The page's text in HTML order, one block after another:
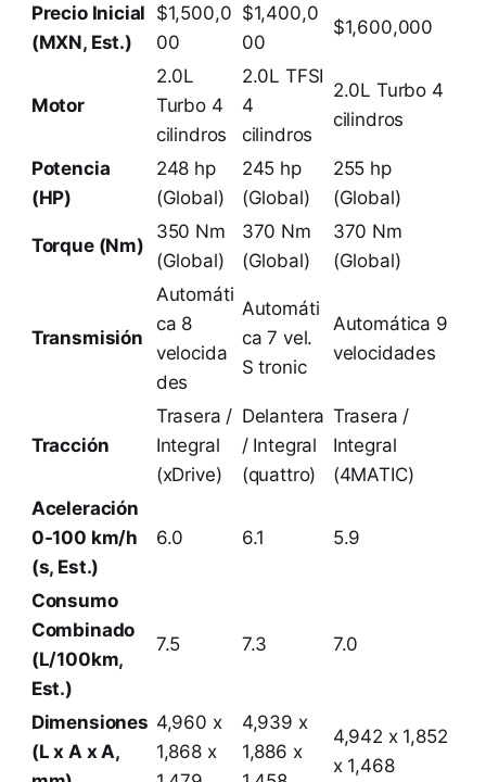
Precio Inicial
(MXN, Est.)
$1,500,0
00
$1,400,0
00
$1,600,000
Motor
2.0L
Turbo 4
cilindros
2.0L TFSI
4
cilindros
2.0L Turbo 4
cilindros
Potencia
(HP)
248 hp
(Global)
245 hp
(Global)
255 hp
(Global)
Torque (Nm)
350 Nm
(Global)
370 Nm
(Global)
370 Nm
(Global)
Transmisión
Automáti
ca 8
velocida
des
Automáti
ca 7 vel.
S tronic
Automática 9
velocidades
Tracción
Trasera /
Integral
(xDrive)
Delantera
/ Integral
(quattro)
Trasera /
Integral
(4MATIC)
Aceleración
0-100 km/h
(s, Est.)
6.0 6.1 5.9
Consumo
Combinado
(L/100km,
Est.)
7.5 7.3 7.0
Dimensiones
(L x A x A,
4,960 x
1,868 x
4,939 x
1,886 x
4,942 x 1,852
x 1,468